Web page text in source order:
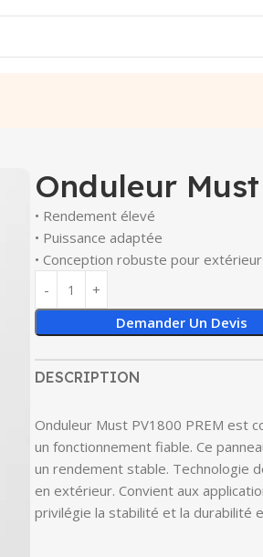
Onduleur Must
• Rendement élevé
• Puissance adaptée
• Conception robuste pour extérieur
Demander Un Devis
DESCRIPTION
Onduleur Must PV1800 PREM est
un fonctionnement fiable. Ce
un rendement stable. Technologie
en extérieur. Convient aux
privilégie la stabilité et la durabilité